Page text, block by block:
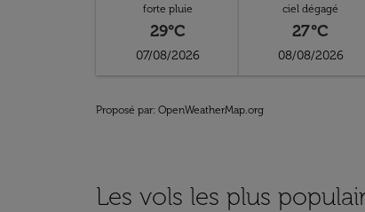
forte pluie
29°C
07/08/2026
ciel dégagé
27°C
08/08/2026
Proposé par: OpenWeatherMap.org
Les vols les plus